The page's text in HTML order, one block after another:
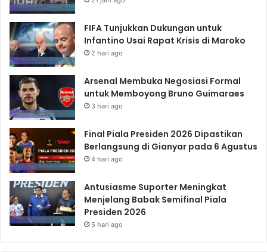
FIFA Tunjukkan Dukungan untuk
Infantino Usai Rapat Krisis di Maroko
2 hari ago
Arsenal Membuka Negosiasi Formal
untuk Memboyong Bruno Guimaraes
3 hari ago
Final Piala Presiden 2026 Dipastikan
Berlangsung di Gianyar pada 6 Agustus
4 hari ago
Antusiasme Suporter Meningkat
Menjelang Babak Semifinal Piala
Presiden 2026
5 hari ago